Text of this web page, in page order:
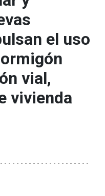
el uso
vial,
vivienda